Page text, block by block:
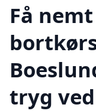
Få
tryg ved